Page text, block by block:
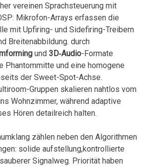
vereinen Sprachsteuerung mit
Mikrofon-Arrays erfassen ‍die
mit Upfiring- und Sidefiring-Treibern⁤
Breitenabbildung. durch
und 3D‑Audio-Formate
Phantommitte und eine homogene
der Sweet-Spot-Achse.
Gruppen skalieren nahtlos vom
‍Wohnzimmer, während adaptive
Hören detailreich halten.
zählen neben den Algorithmen
​solide aufstellung,kontrollierte
Signalweg. Priorität haben